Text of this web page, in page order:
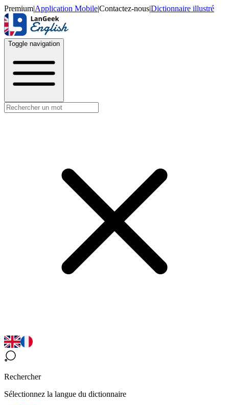
Premium|Application Mobile|Contactez-nous|Dictionnaire illustré
Toggle navigation
Rechercher
Sélectionnez la langue du dictionnaire